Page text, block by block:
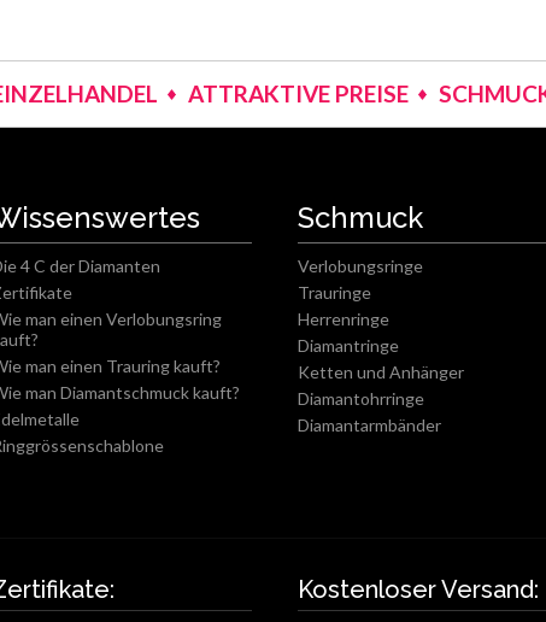
ATTRAKTIVE PREISE
4 C der Diamanten
man einen Verlobungsring
man einen Trauring kauft?
man Diamantschmuck kauft?
Schmuck
Verlobungsringe
Trauringe
Herrenringe
Diamantringe
Ketten und Anhänger
Diamantohrringe
Diamantarmbänder
Kostenloser Versand: